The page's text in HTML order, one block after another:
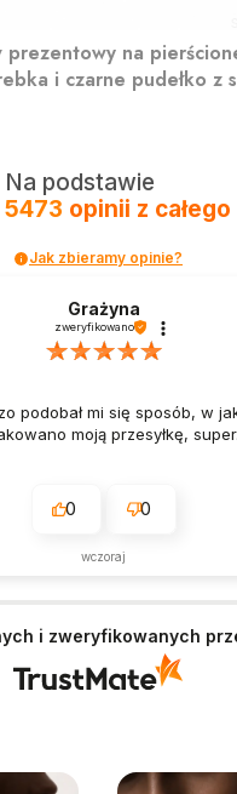
prezentowy na
i czarne pudełko z
Na podstawie
5473 opinii z
Jak zbieramy opinie?
Grażyna
zweryfikowano
podobał mi się sposób, w
moją przesyłkę, super.
0 0
wczoraj
i zweryfikowanych